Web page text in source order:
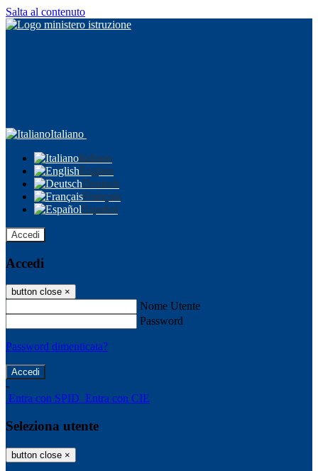
Salta al contenuto
Italiano
Italiano
English
Deutsch
Français
Español
Accedi
Accedi
button close ×
Nome Utente
Password
Password dimenticata?
-
Entra con SPID Entra con CIE
Seleziona utente
button close ×